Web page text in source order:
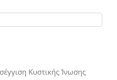
Κυστικής Ίνωσης